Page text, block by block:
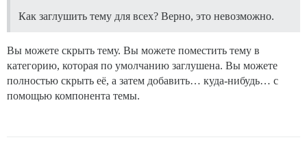
Как заглушить тему для всех? Верно, это невозможно.
Вы можете скрыть тему. Вы можете поместить тему в
категорию, которая по умолчанию заглушена. Вы можете
полностью скрыть её, а затем добавить… куда-нибудь… с
помощью компонента темы.